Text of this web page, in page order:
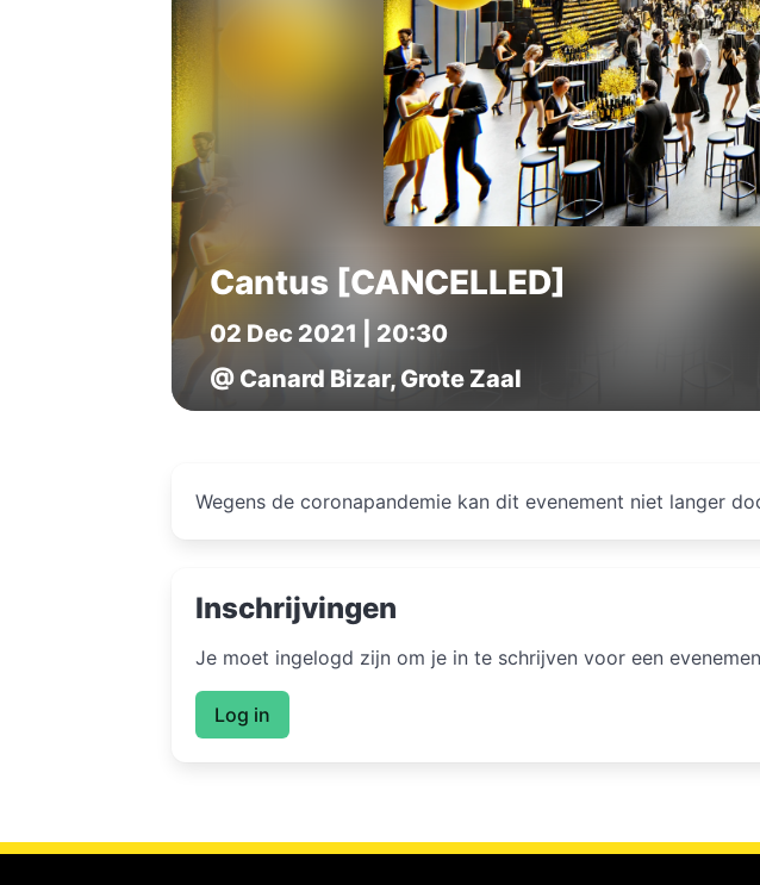
Cantus [CANCELLED]
02 Dec 2021 | 20:30
@ Canard Bizar, Grote Zaal
Wegens de coronapandemie kan dit evenement niet langer
Inschrijvingen
Je moet ingelogd zijn om je in te schrijven voor een
Log in